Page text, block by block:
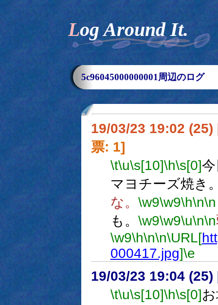
Log Around It.
5c96045000000001周辺のログ
19/03/23 19:02 (25)
票: 1]
\t\u\s[10]\h\s[0]
マヨチーズ焼き
な。 \w9\w9\h\n\n
も。 \w9\w9\u\n\n
\w9\h\n\n\URL[
000417.jpg]\e
19/03/23 19:04 (25)
\t\u\s[10]\h\s[0]